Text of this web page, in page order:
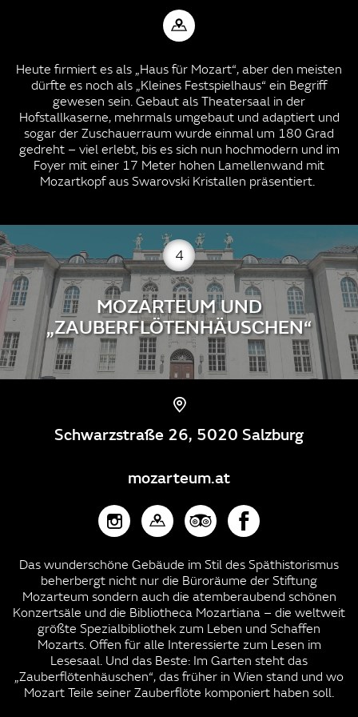
Heute firmiert es als „Haus für Mozart“, aber den meisten
dürfte es noch als „Kleines Festspielhaus“ ein Begriff
gewesen sein. Gebaut als Theatersaal in der
Hofstallkaserne, mehrmals umgebaut und adaptiert und
sogar der Zuschauerraum wurde einmal um 180 Grad
gedreht – viel erlebt, bis es sich nun hochmodern und im
Foyer mit einer 17 Meter hohen Lamellenwand mit
Mozartkopf aus Swarovski Kristallen präsentiert.
4
MOZARTEUM UND
„ZAUBERFLÖTENHÄUSCHEN“
Schwarzstraße 26, 5020 Salzburg
mozarteum.at
Das wunderschöne Gebäude im Stil des Späthistorismus
beherbergt nicht nur die Büroräume der Stiftung
Mozarteum sondern auch die atemberaubend schönen
Konzertsäle und die Bibliotheca Mozartiana – die weltweit
größte Spezialbibliothek zum Leben und Schaffen
Mozarts. Offen für alle Interessierte zum Lesen im
Lesesaal. Und das Beste: Im Garten steht das
„Zauberflötenhäuschen“, das früher in Wien stand und wo
Mozart Teile seiner Zauberflöte komponiert haben soll.